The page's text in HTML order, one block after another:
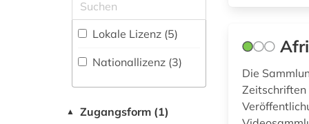
Philologie.
französisch (1)
frau (1)
frauenforschung (1)
Lokale Lizenz (5)
Nationallizenz (3)
▲ Zugangsform (1)
Die